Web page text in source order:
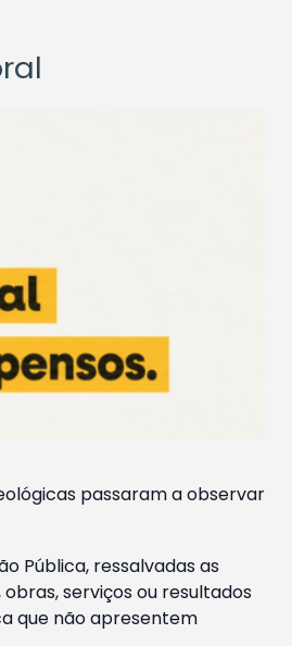
passaram a observar
Pública, ressalvadas as
serviços ou resultados
que não apresentem